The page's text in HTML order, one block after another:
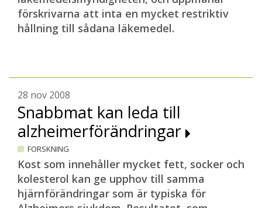
förskrivarna att inta en mycket restriktiv
hållning till sådana läkemedel.
28 nov 2008
Snabbmat kan leda till
alzheimerförändringar
FORSKNING
Kost som innehåller mycket fett, socker och
kolesterol kan ge upphov till samma
hjärnförändringar som är typiska för